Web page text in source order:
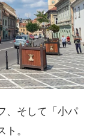
、そして「小パ
。